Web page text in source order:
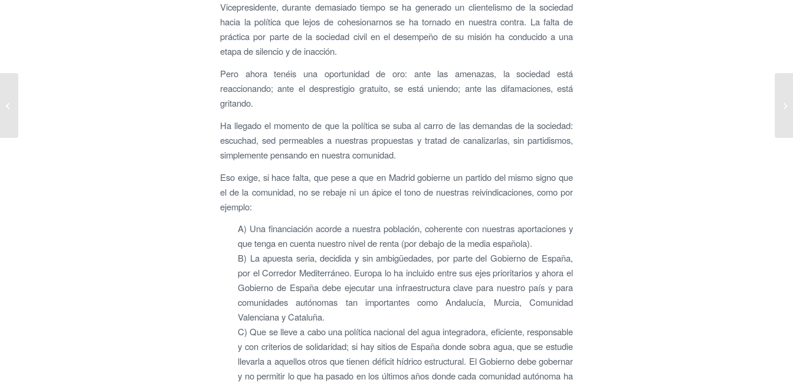
Vicepresidente, durante demasiado tiempo se ha generado un clientelismo de la sociedad
hacia la política que lejos de cohesionarnos se ha tornado en nuestra contra. La falta de
práctica por parte de la sociedad civil en el desempeño de su misión ha conducido a una
etapa de silencio y de inacción.
Pero ahora tenéis una oportunidad de oro: ante las amenazas, la sociedad está
reaccionando; ante el desprestigio gratuito, se está uniendo; ante las difamaciones, está
gritando.
Ha llegado el momento de que la política se suba al carro de las demandas de la sociedad:
escuchad, sed permeables a nuestras propuestas y tratad de canalizarlas, sin partidismos,
simplemente pensando en nuestra comunidad.
Eso exige, si hace falta, que pese a que en Madrid gobierne un partido del mismo signo que
el de la comunidad, no se rebaje ni un ápice el tono de nuestras reivindicaciones, como por
ejemplo:
A) Una financiación acorde a nuestra población, coherente con nuestras aportaciones y
que tenga en cuenta nuestro nivel de renta (por debajo de la media española).
B) La apuesta seria, decidida y sin ambigüedades, por parte del Gobierno de España,
por el Corredor Mediterráneo. Europa lo ha incluido entre sus ejes prioritarios y ahora el
Gobierno de España debe ejecutar una infraestructura clave para nuestro país y para
comunidades autónomas tan importantes como Andalucía, Murcia, Comunidad
Valenciana y Cataluña.
C) Que se lleve a cabo una política nacional del agua integradora, eficiente, responsable
y con criterios de solidaridad; si hay sitios de España donde sobra agua, que se estudie
llevarla a aquellos otros que tienen déficit hídrico estructural. El Gobierno debe gobernar
y no permitir lo que ha pasado en los últimos años donde cada comunidad autónoma ha